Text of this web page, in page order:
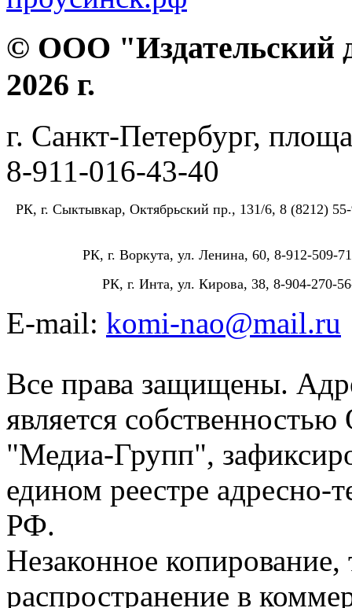
© ООО "Издательский
2026 г.
г. Санкт-Петербург,
8-911-016-43-40
РК, г. Сыктывкар, Октябрьский пр., 131/6, 8 (8212)
РК, г. Воркута, ул. Ленина, 60, 8-912-509-
РК, г. Инта, ул. Кирова, 38, 8-904-270-
E-mail: komi-nao@mail.ru
Все права защищены.
является
"Медиа-Групп",
едином реестре адресно-
РФ.
Незаконное
распространение в